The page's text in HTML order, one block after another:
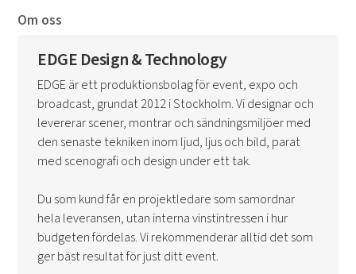
Om oss
EDGE Design & Technology
EDGE är ett produktionsbolag för event, expo och
broadcast, grundat 2012 i Stockholm. Vi designar och
levererar scener, montrar och sändningsmiljöer med
den senaste tekniken inom ljud, ljus och bild, parat
med scenografi och design under ett tak.
Du som kund får en projektledare som samordnar
hela leveransen, utan interna vinstintressen i hur
budgeten fördelas. Vi rekommenderar alltid det som
ger bäst resultat för just ditt event.